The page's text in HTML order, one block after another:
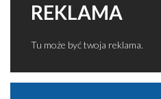
REKLAMA
Tu może być twoja reklama.